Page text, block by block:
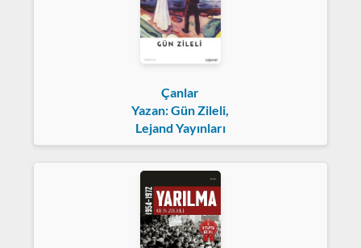
Çanlar
Yazan: Gün Zileli,
Lejand Yayınları